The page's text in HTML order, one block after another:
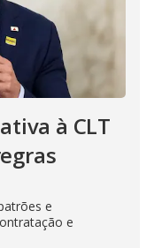
à CLT
e
e